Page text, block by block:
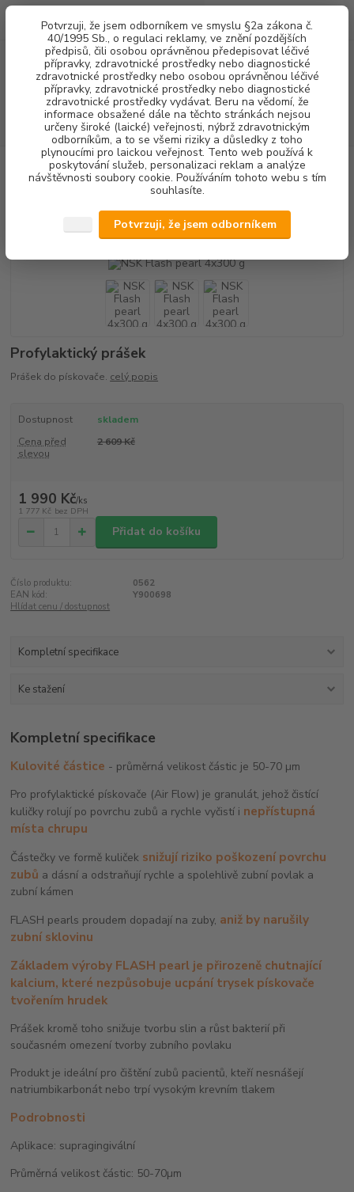
Potvrzuji, že jsem odborníkem ve smyslu §2a zákona č.
40/1995 Sb., o regulaci reklamy, ve znění pozdějších
předpisů, čili osobou oprávněnou předepisovat léčivé
přípravky, zdravotnické prostředky nebo diagnostické
zdravotnické prostředky nebo osobou oprávněnou léčivé
přípravky, zdravotnické prostředky nebo diagnostické
zdravotnické prostředky vydávat. Beru na vědomí, že
informace obsažené dále na těchto stránkách nejsou
určeny široké (laické) veřejnosti, nýbrž zdravotnickým
odborníkům, a to se všemi riziky a důsledky z toho
plynoucími pro laickou veřejnost. Tento web používá k
poskytování služeb, personalizaci reklam a analýze
návštěvnosti soubory cookie. Používáním tohoto webu s tím
souhlasíte.
Potvrzuji, že jsem odborníkem
Menu
CZK
Hledat
(Po-Pá, 8-16 hod.)
za0,00 Kč
DENTALNÍ HYGIENA NSK Flash pearl 4x300 g
NSK Flash pearl 4x300 g
TOP produkt
Profylaktický prášek
Prášek do pískovače. celý popis
Dostupnost
skladem
Cena před
slevou
2 609 Kč
1 990 Kč/ks
1 777 Kč bez DPH
Přidat do košíku
Číslo produktu:
0562
EAN kód:
Y900698
Hlídat cenu / dostupnost
Kompletní specifikace
Ke stažení
Kompletní specifikace
Kulovité částice - průměrná velikost částic je 50-70 µm
Pro profylaktické pískovače (Air Flow) je granulát, jehož čistící
kuličky rolují po povrchu zubů a rychle vyčistí i nepřístupná
místa chrupu
Částečky ve formě kuliček snižují riziko poškození povrchu
zubů a dásní a odstraňují rychle a spolehlivě zubní povlak a
zubní kámen
FLASH pearls proudem dopadají na zuby, aniž by narušily
zubní sklovinu
Základem výroby FLASH pearl je přirozeně chutnající
kalcium, které nezpůsobuje ucpání trysek pískovače
tvořením hrudek
Prášek kromě toho snižuje tvorbu slin a růst bakterií při
současném omezení tvorby zubního povlaku
Produkt je ideální pro čištění zubů pacientů, kteří nesnášejí
natriumbikarbonát nebo trpí vysokým krevním tlakem
Podrobnosti
Aplikace: supragingivální
Průměrná velikost částic: 50-70µm